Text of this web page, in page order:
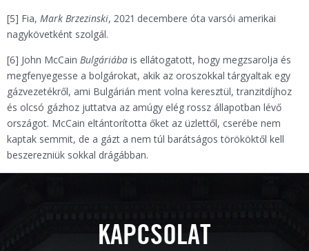
[5] Fia, Mark Brzezinski, 2021 decembere óta varsói amerikai
nagykövetként szolgál.
[6] John McCain Bulgáriába is ellátogatott, hogy megzsarolja és
megfenyegesse a bolgárokat, akik az oroszokkal tárgyaltak egy
gázvezetékről, ami Bulgárián ment volna keresztül, tranzitdíjhoz
és olcsó gázhoz juttatva az amúgy elég rossz állapotban lévő
országot. McCain eltántorította őket az üzlettől, cserébe nem
kaptak semmit, de a gázt a nem túl barátságos törököktől kell
beszerezniük sokkal drágábban.
KAPCSOLAT